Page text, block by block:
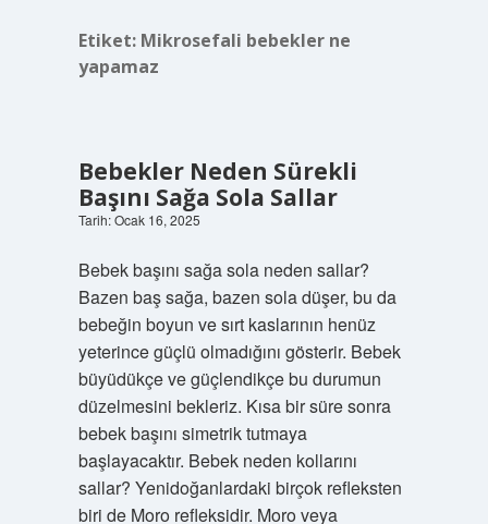
Etiket: Mikrosefali bebekler ne
yapamaz
Bebekler Neden Sürekli
Başını Sağa Sola Sallar
Tarih: Ocak 16, 2025
Bebek başını sağa sola neden sallar?
Bazen baş sağa, bazen sola düşer, bu da
bebeğin boyun ve sırt kaslarının henüz
yeterince güçlü olmadığını gösterir. Bebek
büyüdükçe ve güçlendikçe bu durumun
düzelmesini bekleriz. Kısa bir süre sonra
bebek başını simetrik tutmaya
başlayacaktır. Bebek neden kollarını
sallar? Yenidoğanlardaki birçok refleksten
biri de Moro refleksidir. Moro veya